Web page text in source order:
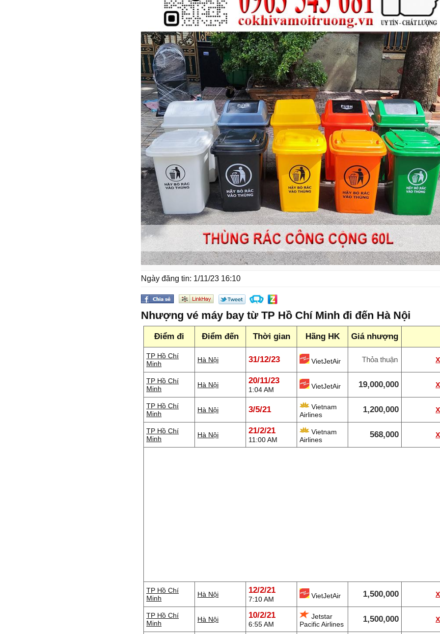
Ngày đăng tin: 1/11/23 16:10
Nhượng vé máy bay từ TP Hồ Chí Minh đi đến Hà Nội
Điểm đi Điểm đến Thời gian Hãng HK Giá nhượng
TP Hồ Chí
Minh
Hà Nội 31/12/23 VietJetAir Thỏa thuận
TP Hồ Chí
Minh
Hà Nội 20/11/23
1:04 AM VietJetAir 19,000,000
TP Hồ Chí
Minh
Hà Nội 3/5/21
Vietnam
Airlines
1,200,000
TP Hồ Chí
Minh
Hà Nội 21/2/21
11:00 AM
Vietnam
Airlines
568,000
TP Hồ Chí
Minh
Hà Nội 12/2/21
7:10 AM VietJetAir 1,500,000
TP Hồ Chí
Minh
Hà Nội 10/2/21
6:55 AM
Jetstar
Pacific Airlines
1,500,000